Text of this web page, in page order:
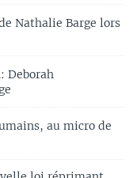
Nathalie Barge lors
Deborah
au micro de